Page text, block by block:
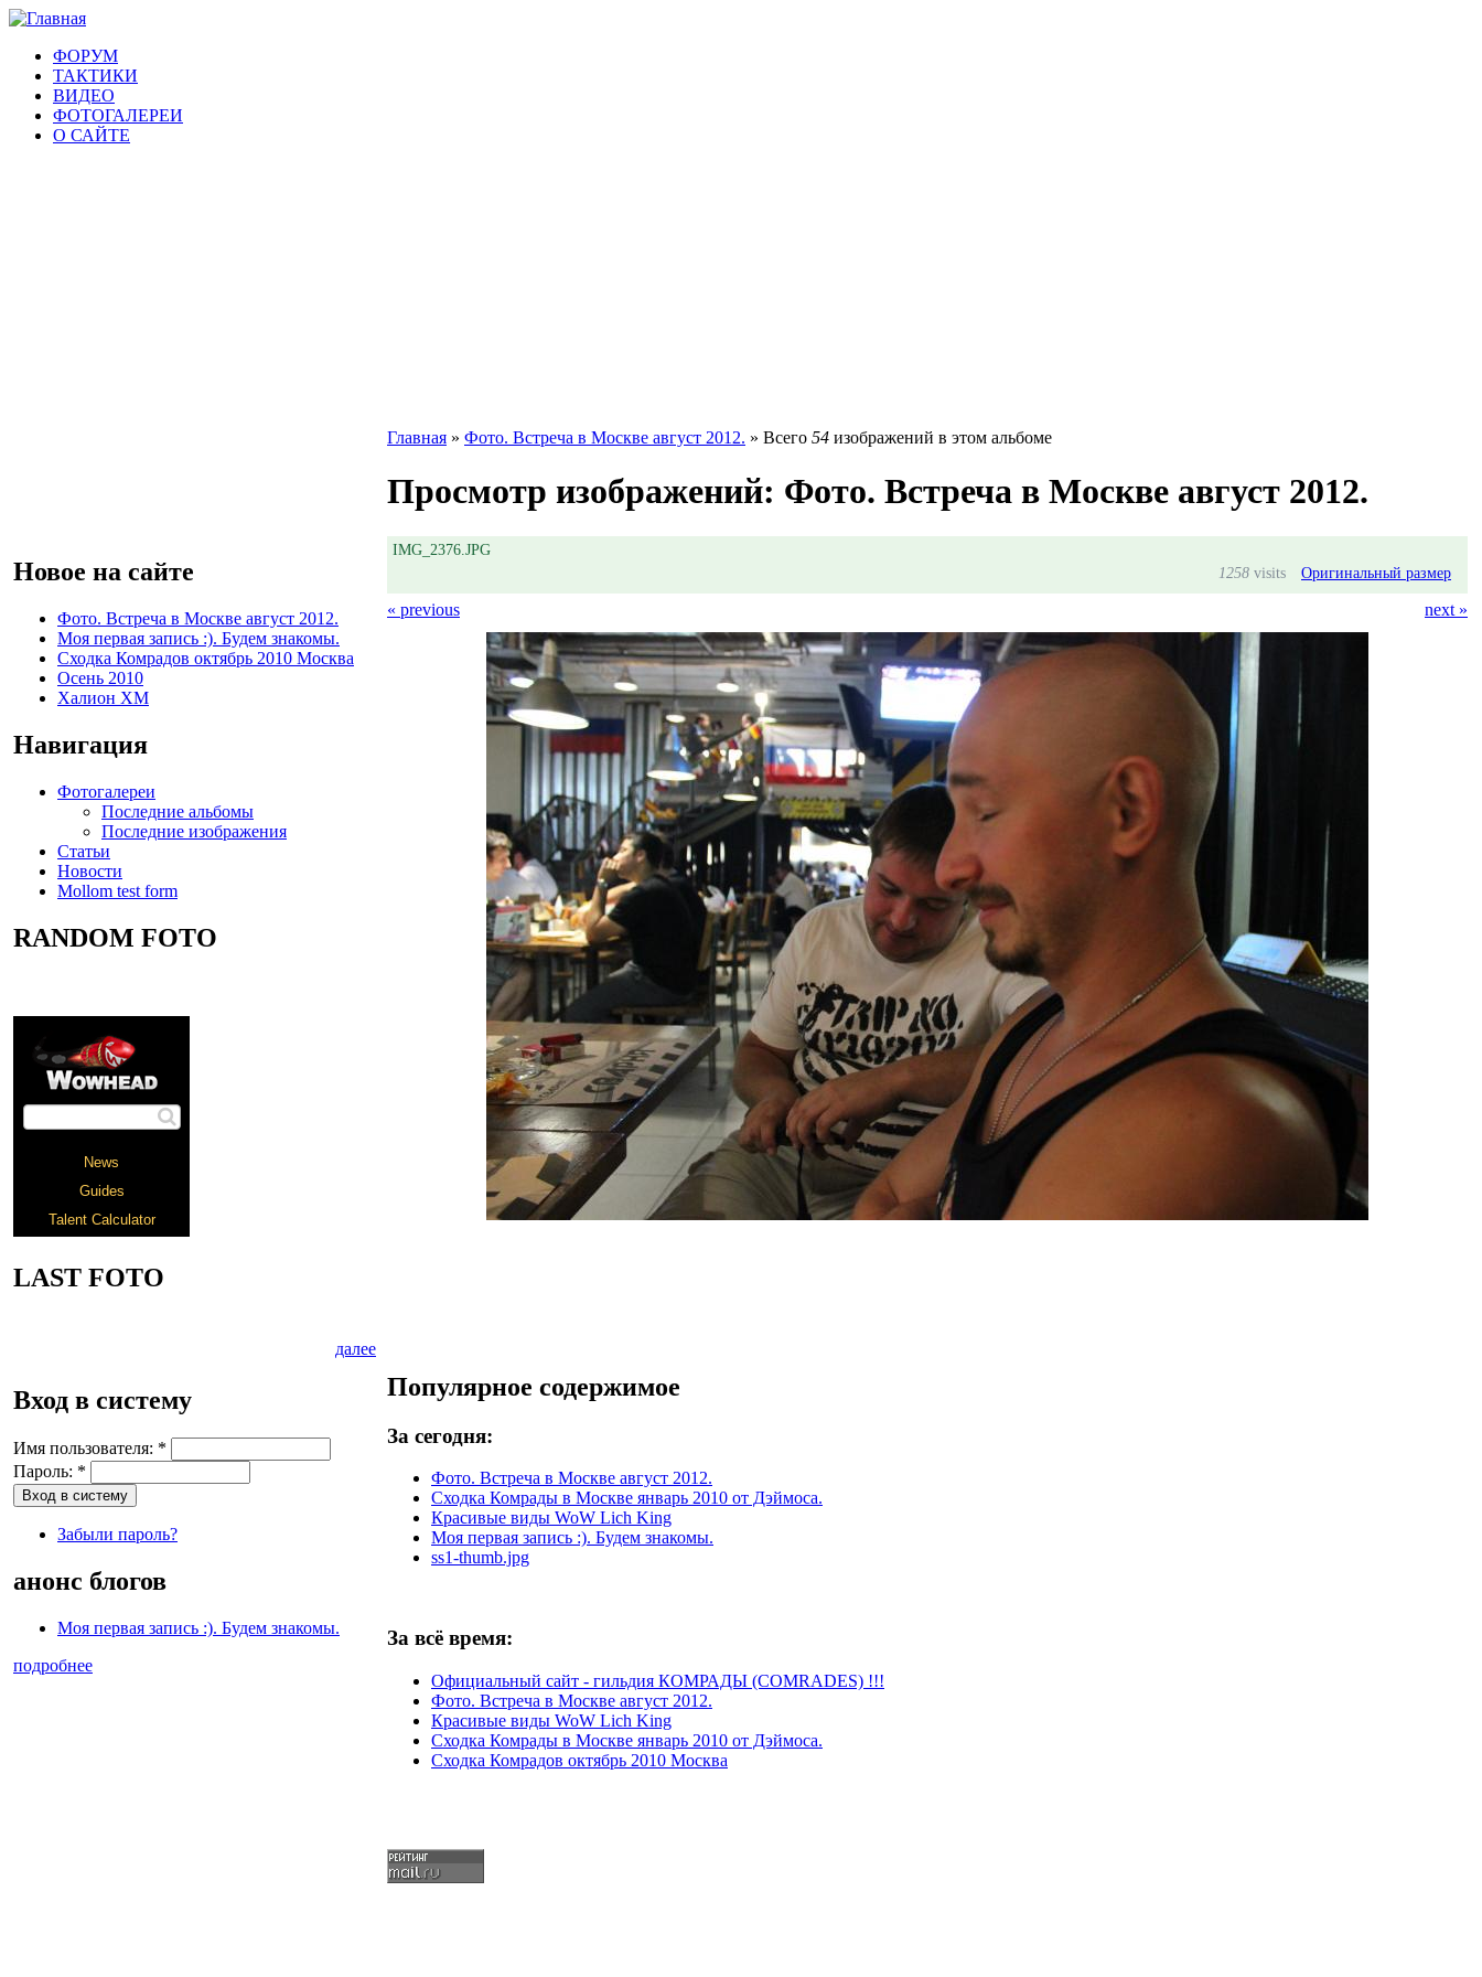
ФОРУМ
ТАКТИКИ
ВИДЕО
ФОТОГАЛЕРЕИ
О САЙТЕ
Новое на сайте
Фото. Встреча в Москве август 2012.
Моя первая запись :). Будем знакомы.
Сходка Комрадов октябрь 2010 Москва
Осень 2010
Халион ХМ
Навигация
Фотогалереи
Последние альбомы
Последние изображения
Статьи
Новости
Mollom test form
RANDOM FOTO
LAST FOTO
далее
Вход в систему
Имя пользователя: *
Пароль: *
Забыли пароль?
анонс блогов
Моя первая запись :). Будем знакомы.
подробнее
Главная » Фото. Встреча в Москве август 2012. » Всего 54 изображений в этом альбоме
Просмотр изображений: Фото. Встреча в Москве август 2012.
IMG_2376.JPG
1258 visits Оригинальный размер
« previous next »
Популярное содержимое
За сегодня:
Фото. Встреча в Москве август 2012.
Сходка Комрады в Москве январь 2010 от Дэймоса.
Красивые виды WoW Lich King
Моя первая запись :). Будем знакомы.
ss1-thumb.jpg
За всё время:
Официальный сайт - гильдия КОМРАДЫ (COMRADES) !!!
Фото. Встреча в Москве август 2012.
Красивые виды WoW Lich King
Сходка Комрады в Москве январь 2010 от Дэймоса.
Сходка Комрадов октябрь 2010 Москва